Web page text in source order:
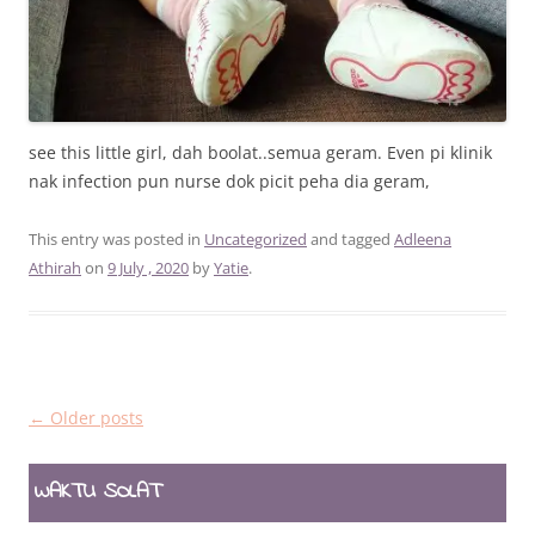
see this little girl, dah boolat..semua geram. Even pi klinik
nak infection pun nurse dok picit peha dia geram,
This entry was posted in Uncategorized and tagged Adleena
Athirah on 9 July , 2020 byYatie.
Post
← Older posts
WAKTU SOLAT